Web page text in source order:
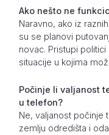
Ako nešto ne
Naravno, ako iz
su se planovi
novac. Pristupi
situacije u kojima
Počinje li valjanost
u telefon?
Ne, valjanost počinje
zemlju odredišta i